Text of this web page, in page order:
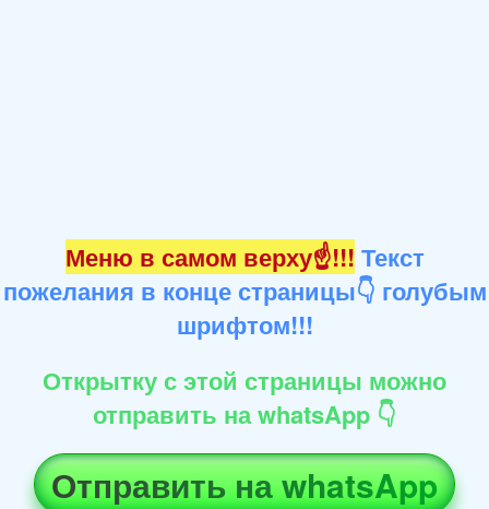
Меню в самом верху☝!!! Текст
пожелания в конце страницы👇 голубым
шрифтом!!!
Открытку с этой страницы можно
отправить на whatsApp 👇
Отправить на whatsApp